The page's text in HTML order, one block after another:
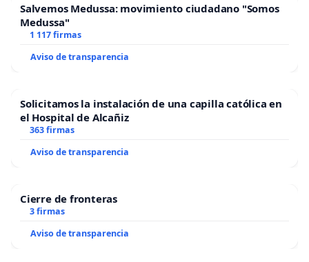
Salvemos Medussa: movimiento ciudadano "Somos
Medussa"
1 117 firmas
Aviso de transparencia
Solicitamos la instalación de una capilla católica en
el Hospital de Alcañiz
363 firmas
Aviso de transparencia
Cierre de fronteras
3 firmas
Aviso de transparencia